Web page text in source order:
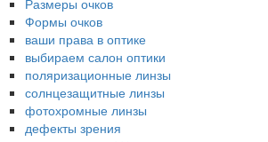
Размеры очков
Формы очков
ваши права в оптике
выбираем салон оптики
поляризационные линзы
солнцезащитные линзы
фотохромные линзы
дефекты зрения